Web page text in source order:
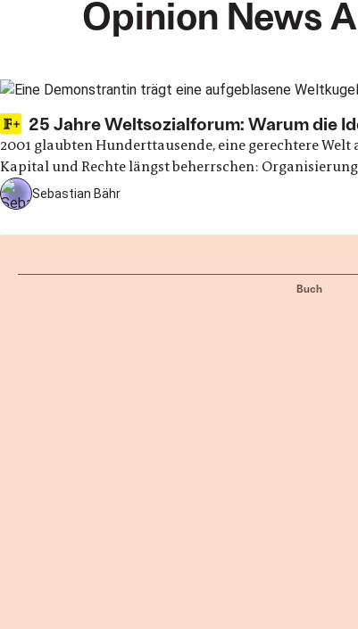
Opinion News
Latest articles
25 Jahre Weltsozialforum: Warum die
2001 glaubten Hunderttausende, eine gerechtere
Kapital und Rechte längst beherrschen: Organisierung
Sebastian Bähr
Buch